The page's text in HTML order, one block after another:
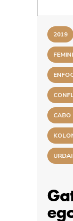
2019
CABO